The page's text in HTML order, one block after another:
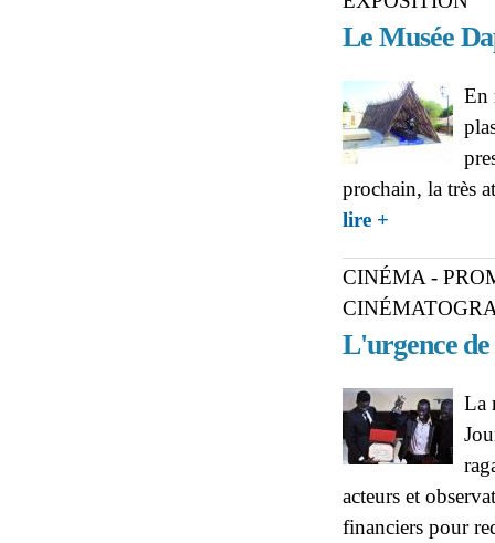
Le Musée
En
prochain, la très
lire +
CINÉMA -
L'urgence
La
acteurs et
financiers pour